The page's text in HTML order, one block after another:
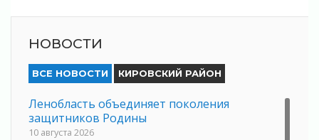
НОВОСТИ
ВСЕ НОВОСТИ КИРОВСКИЙ РАЙОН
Ленобласть объединяет поколения
защитников Родины
10 августа 2026